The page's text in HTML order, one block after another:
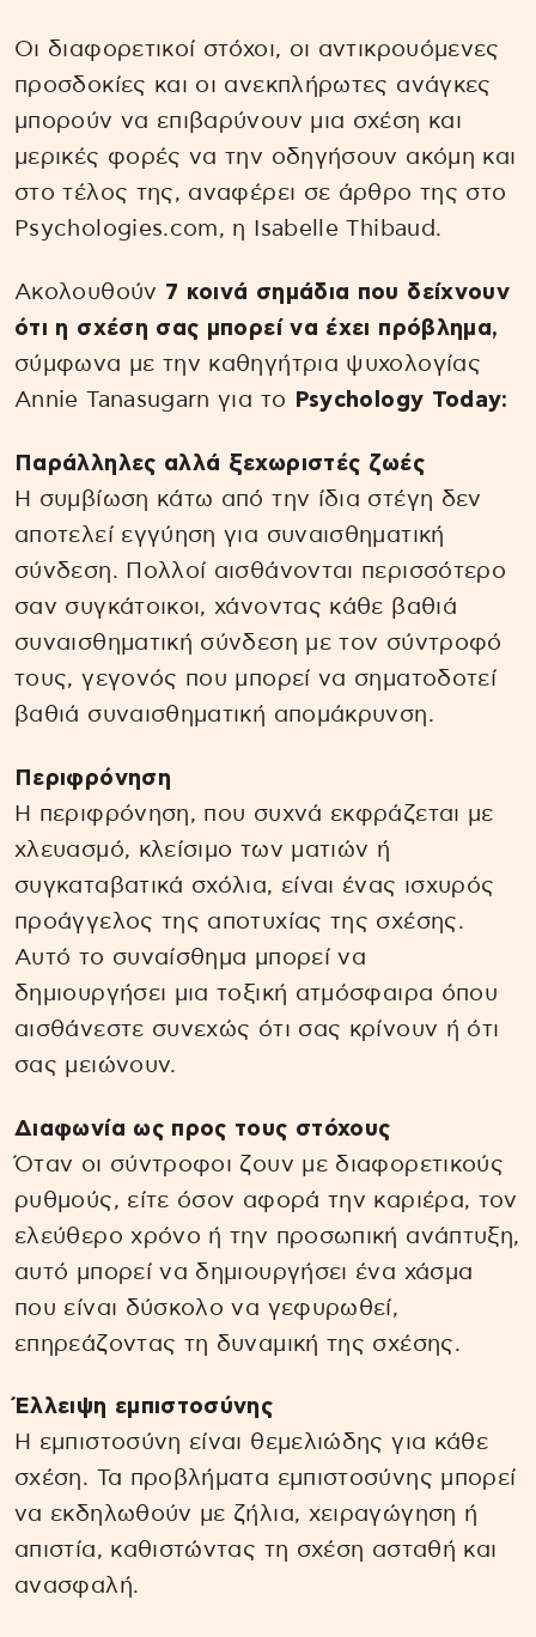
Οι διαφορετικοί στόχοι, οι αντικρουόμενες
προσδοκίες και οι ανεκπλήρωτες ανάγκες
μπορούν να επιβαρύνουν μια σχέση και
μερικές φορές να την οδηγήσουν ακόμη και
στο τέλος της, αναφέρει σε άρθρο της στο
Psychologies.com, η Isabelle Thibaud.
Ακολουθούν 7 κοινά σημάδια που δείχνουν
ότι η σχέση σας μπορεί να έχει πρόβλημα,
σύμφωνα με την καθηγήτρια ψυχολογίας
Annie Tanasugarn για το
Psychology Today:
Παράλληλες αλλά ξεχωριστές ζωές
Η συμβίωση κάτω από την ίδια στέγη δεν
αποτελεί εγγύηση για συναισθηματική
σύνδεση. Πολλοί αισθάνονται περισσότερο
σαν συγκάτοικοι, χάνοντας κάθε βαθιά
συναισθηματική σύνδεση με τον σύντροφό
τους, γεγονός που μπορεί να σηματοδοτεί
βαθιά συναισθηματική απομάκρυνση.
Περιφρόνηση
Η περιφρόνηση, που συχνά εκφράζεται με
χλευασμό, κλείσιμο των ματιών ή
συγκαταβατικά σχόλια, είναι ένας ισχυρός
προάγγελος της αποτυχίας της σχέσης.
Αυτό το συναίσθημα μπορεί να
δημιουργήσει μια τοξική ατμόσφαιρα όπου
αισθάνεστε συνεχώς ότι σας κρίνουν ή ότι
σας μειώνουν.
Διαφωνία ως προς τους στόχους
Όταν οι σύντροφοι ζουν με διαφορετικούς
ρυθμούς, είτε όσον αφορά την καριέρα, τον
ελεύθερο χρόνο ή την προσωπική ανάπτυξη,
αυτό μπορεί να δημιουργήσει ένα χάσμα
που είναι δύσκολο να γεφυρωθεί,
επηρεάζοντας τη δυναμική της σχέσης.
Έλλειψη εμπιστοσύνης
Η εμπιστοσύνη είναι θεμελιώδης για κάθε
σχέση. Τα προβλήματα εμπιστοσύνης μπορεί
να εκδηλωθούν με ζήλια, χειραγώγηση ή
απιστία, καθιστώντας τη σχέση ασταθή και
ανασφαλή.